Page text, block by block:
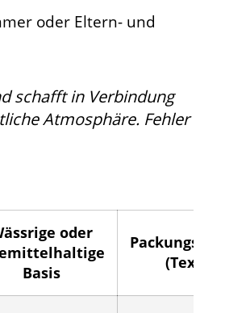
oder Eltern- und
schafft in Verbindung
Atmosphäre. Fehler
oder
Basis
Packungsgröße
(Text)